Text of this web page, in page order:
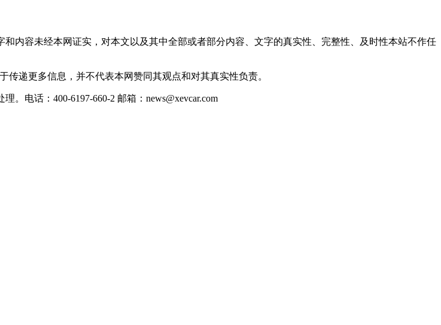
内容未经本网证实，对本文以及其中全部或者部分内容、文字的真实性、完整性、及时性本站不作任
递更多信息，并不代表本网赞同其观点和对其真实性负责。
电话：400-6197-660-2 邮箱：news@xevcar.com